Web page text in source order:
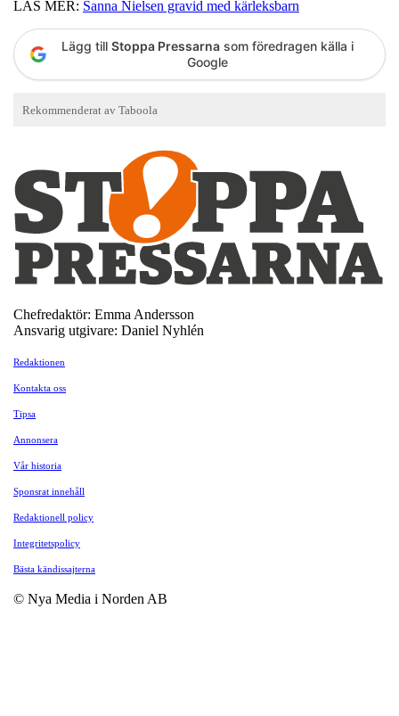
LÄS MER: Sanna Nielsen gravid med kärleksbarn
Lägg till Stoppa Pressarna som föredragen källa i
Google
Chefredaktör: Emma Andersson
Ansvarig utgivare: Daniel Nyhlén
Redaktionen
Kontakta oss
Tipsa
Annonsera
Vår historia
Sponsrat innehåll
Redaktionell policy
Integritetspolicy
Bästa kändissajterna
© Nya Media i Norden AB